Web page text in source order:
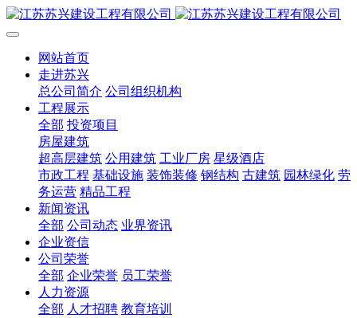
网站首页
走进苏兴
总公司简介 公司组织机构
工程展示
全部 投资项目
房屋建筑
超高层建筑 公用建筑 工业厂房 星级酒店
市政工程 基础设施 装饰装修 钢结构 古建筑 园林绿化 劳
务运营 精品工程
新闻资讯
全部 公司动态 业界资讯
企业资信
公司荣誉
全部 企业荣誉 员工荣誉
人力资源
全部 人才招聘 教育培训